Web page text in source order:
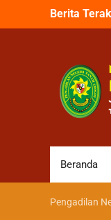
Berita
Beranda
Pengadilan